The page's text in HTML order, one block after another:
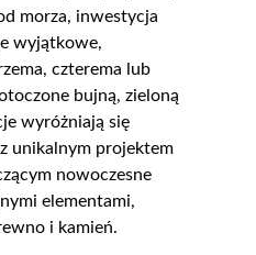
morza, inwestycja
wyjątkowe,
czterema lub
bujną, zieloną
wyróżniają się
unikalnym projektem
nowoczesne
elementami,
i kamień.